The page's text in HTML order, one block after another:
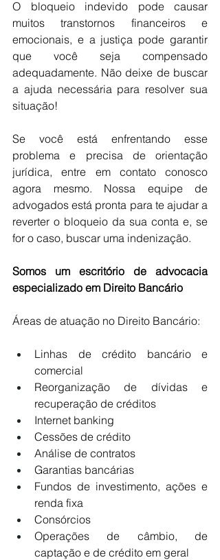
O bloqueio indevido pode causar
muitos transtornos financeiros e
emocionais, e a justiça pode garantir
que você seja compensado
adequadamente. Não deixe de buscar
a ajuda necessária para resolver sua
situação!
Se você está enfrentando esse
problema e precisa de orientação
jurídica, entre em contato conosco
agora mesmo. Nossa equipe de
advogados está pronta para te ajudar a
reverter o bloqueio da sua conta e, se
for o caso, buscar uma indenização.
Somos um escritório de advocacia
especializado em Direito Bancário
Áreas de atuação no Direito Bancário:
Linhas de crédito bancário e
comercial
Reorganização de dívidas e
recuperação de créditos
Internet banking
Cessões de crédito
Análise de contratos
Garantias bancárias
Fundos de investimento, ações e
renda fixa
Consórcios
Operações de câmbio, de
captação e de crédito em geral